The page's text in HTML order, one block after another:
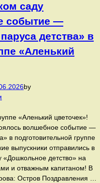
саду
событие —
детства» в
«Аленький
by
«Аленький цветочек»!
волшебное событие —
в подготовительной группе
выпускники отправились в
«Дошкольное детство» на
и отважным капитаном! В
Остров Поздравления …